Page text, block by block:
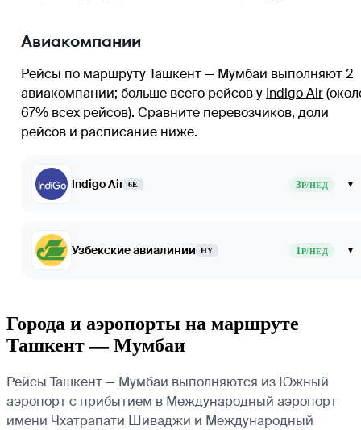
Авиакомпании
Рейсы по маршруту Ташкент — Мумбаи выполняют 2
авиакомпании; больше всего рейсов у Indigo Air
67% всех рейсов). Сравните перевозчиков, доли
рейсов и расписание ниже.
Indigo Air 6E 3Р/НЕД ▾
Узбекские авиалинии HY 1Р/НЕД ▾
Города и аэропорты на маршруте
Ташкент — Мумбаи
Рейсы Ташкент — Мумбаи выполняются из Южный
аэропорт с прибытием в Международный аэропорт
имени Чхатрапати Шиваджи и Международный